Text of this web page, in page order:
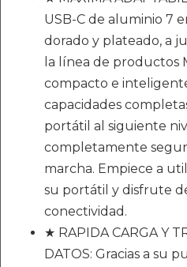
USB-C de aluminio 7
dorado y plateado, a
la línea de productos
compacto e
capacidades
portátil al siguiente
completamente
marcha. Empiece a
su portátil y disfrute
conectividad.
★ RAPIDA CARGA Y
DATOS: Gracias a su